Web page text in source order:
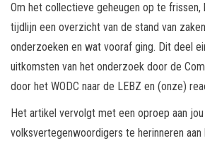
Om het collectieve geheugen op te frissen,
tijdlijn een overzicht van de stand van
onderzoeken en wat vooraf ging. Dit deel
uitkomsten van het onderzoek door de
door het WODC naar de LEBZ en (onze)
Het artikel vervolgt met een oproep aan
volksvertegenwoordigers te herinneren aan